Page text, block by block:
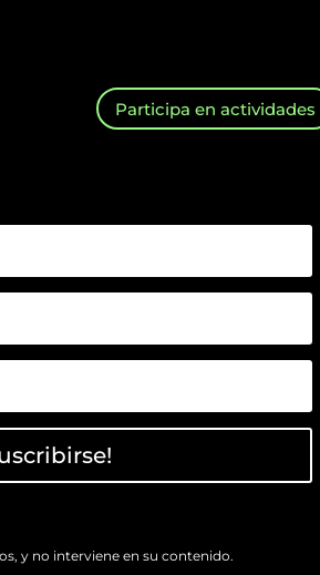
Participa en actividades
y no interviene en su contenido.